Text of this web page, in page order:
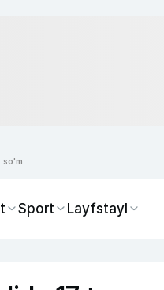
so'm
Sport Layfstayl